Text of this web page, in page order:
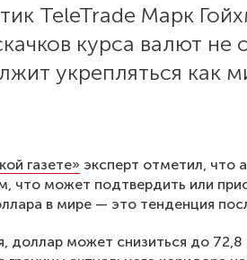
TeleTrade Марк
курса валют не
укрепляться как
газете» эксперт отметил, что
что может подтвердить или
в мире — это тенденция
доллар может снизиться до